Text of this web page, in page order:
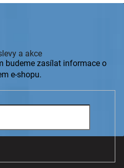
l
í
p
r
k
y
p
u
a akce
budeme zasílat informace o
e-shopu.